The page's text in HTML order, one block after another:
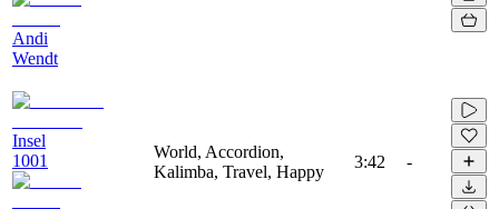
Andi
Wendt
Insel
1001
World, Accordion,
Kalimba, Travel, Happy
3:42 -